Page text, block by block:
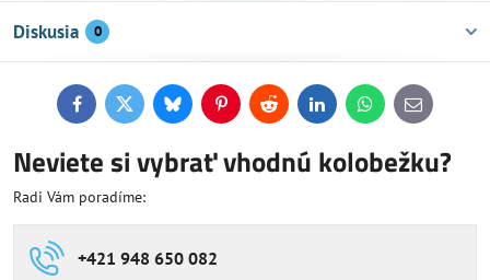
Diskusia 0
FacebookTwitterBlueskyPinterestReddit LinkedInWhatsApp
E-
mail
Neviete si vybrať vhodnú kolobežku?
Radi Vám poradíme:
+421 948 650 082